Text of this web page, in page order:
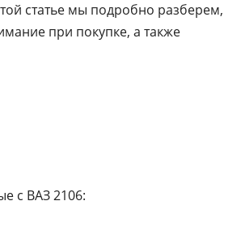
статье мы подробно разберем,
при покупке, а также
с ВАЗ 2106: